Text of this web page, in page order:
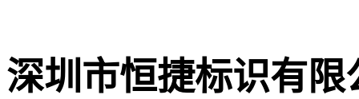
深圳市恒捷标识有限